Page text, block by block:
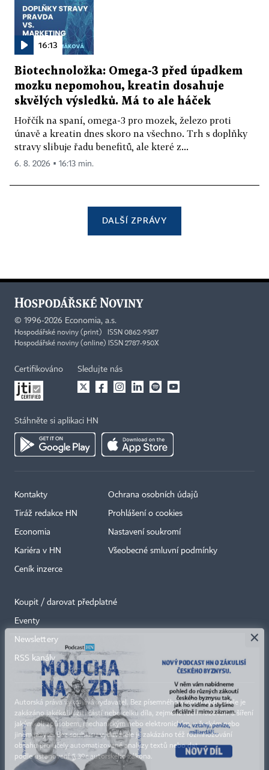
16:13
Biotechnoložka: Omega-3 před úpadkem
mozku nepomohou, kreatin dosahuje
skvělých výsledků. Má to ale háček
Hořčík na spaní, omega-3 pro mozek, železo proti
únavě a kreatin dnes skoro na všechno. Trh s doplňky
stravy slibuje řadu benefitů, ale které z...
6. 8. 2026 ▪ 16:13 min.
DALŠÍ ZPRÁVY
© 1996-2026 Economia, a.s.
Hospodářské noviny (print) ISSN 0862-9587
Hospodářské noviny (online) ISSN 2787-950X
Certifikováno Sledujte nás
Stáhněte si aplikaci HN
Kontakty
Tiráž redakce HN
Economia
Kariéra v HN
Ceník inzerce
Ochrana osobních údajů
Prohlášení o cookies
Nastavení soukromí
Všeobecné smluvní podmínky
Koupit / darovat předplatné
Eventy
Newslettery
RSS kanály
Autorská práva vykonává vydavatel. Bez písemného svolení vydavatele je
zakázáno jakékoli užití částí nebo celku díla, zejména rozmnožování a šíření
jakýmkoli způsobem, mechanickým nebo elektronickým, v českém nebo
jiném jazyce. Bez souhlasu vydavatele je zakázáno též rozmnožování
obsahu pro účely automatizované analýzy textů nebo dat
podle ustanovení § 39c autorského zákona.
×